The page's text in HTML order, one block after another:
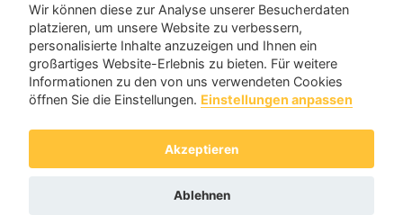
Service
Unser Tanzpartner-Service hilft Ihnen bei Fragen und
Anregungen gerne weiter!
Wir können diese zur Analyse unserer Besucherdaten
platzieren, um unsere Website zu verbessern,
personalisierte Inhalte anzuzeigen und Ihnen ein
großartiges Website-Erlebnis zu bieten. Für weitere
Informationen zu den von uns verwendeten Cookies
öffnen Sie die Einstellungen. Einstellungen anpassen
Akzeptieren
Ablehnen